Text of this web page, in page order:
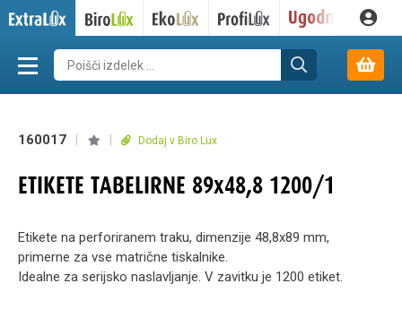
160017 Dodaj v Biro Lux
ETIKETE TABELIRNE 89x48,8 1200/1
Etikete na perforiranem traku, dimenzije 48,8x89 mm,
primerne za vse matrične tiskalnike.
Idealne za serijsko naslavljanje. V zavitku je 1200 etiket.